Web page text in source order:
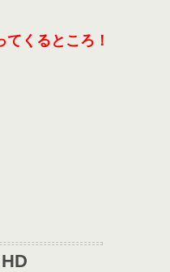
てくるところ！